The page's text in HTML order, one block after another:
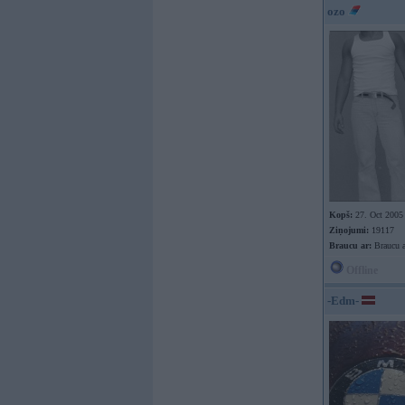
ozo
Kopš: 27. Oct 2005
Ziņojumi: 19117
Braucu ar: Braucu
-Edm-